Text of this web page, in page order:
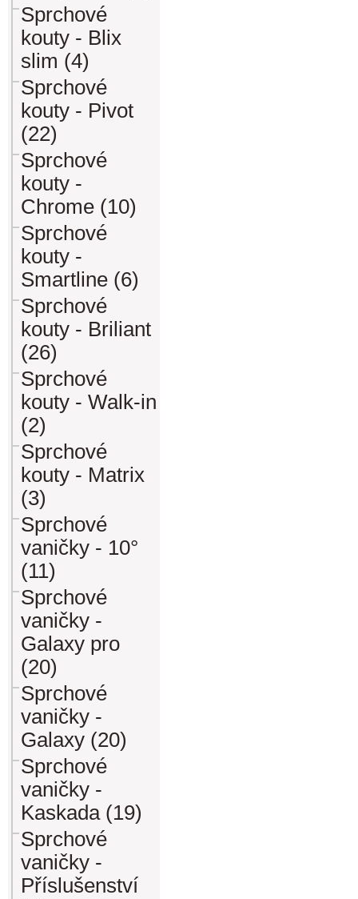
Sprchové
kouty - Blix
slim (4)
Sprchové
kouty - Pivot
(22)
Sprchové
kouty -
Chrome (10)
Sprchové
kouty -
Smartline (6)
Sprchové
kouty - Briliant
(26)
Sprchové
kouty - Walk-in
(2)
Sprchové
kouty - Matrix
(3)
Sprchové
vaničky - 10°
(11)
Sprchové
vaničky -
Galaxy pro
(20)
Sprchové
vaničky -
Galaxy (20)
Sprchové
vaničky -
Kaskada (19)
Sprchové
vaničky -
Příslušenství